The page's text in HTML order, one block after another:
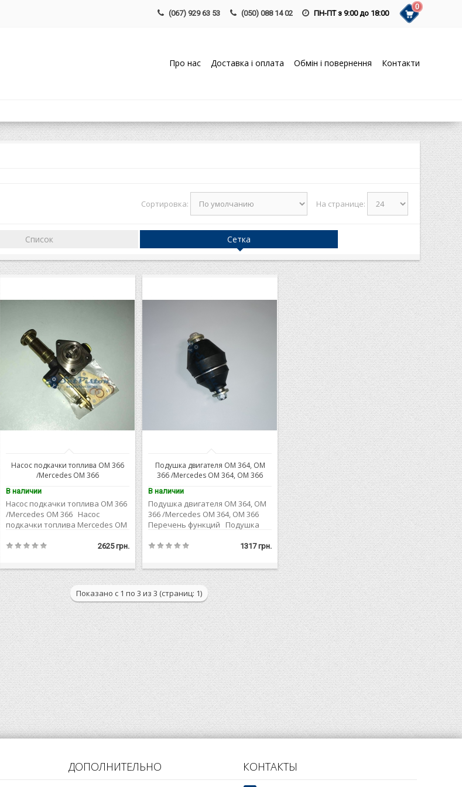
(067) 929 63 53 (050) 088 14 02 ПН-ПТ з 9:00 до 18:00
0
Про нас Доставка і оплата Обмін і повернення Контакти
На странице:
Сортировка:
Список Сетка
Насос подкачки топлива ОМ 366
/Mercedes OM 366
В наличии
Насос подкачки топлива ОМ 366
/Mercedes OM 366 Насос
подкачки топлива Mercedes OM
давлении. Он обеспечивает
топливный насос с высоким
давлением. Оба насоса
соединяют топливные трубки,
через которые осуществляется
подача дизельного топлива...
2625 грн.
Подушка двигателя ОМ 364, ОМ
366 /Mercedes OM 364, OM 366
В наличии
Подушка двигателя ОМ 364, ОМ
366 /Mercedes OM 364, OM 366
Перечень функций Подушка
применяется для сглаживания
работе мотора. Еще одной
функцией данной детали
является крепление двигателя
на кузове. Благодаря подушке
двигателя..
1317 грн.
Показано с 1 по 3 из 3 (страниц: 1)
ДОПОЛНИТЕЛЬНО КОНТАКТЫ